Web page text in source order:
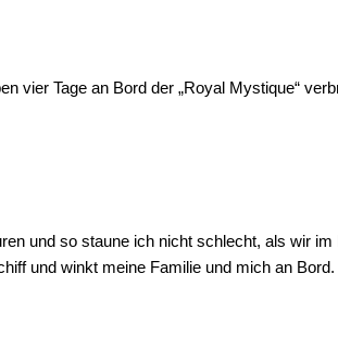
vier Tage an Bord der „Royal Mystique“
und so staune ich nicht schlecht, als wir
und winkt meine Familie und mich an Bord.